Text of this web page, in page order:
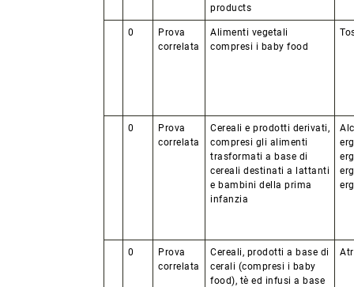
products
0
Prova
correlata
Alimenti vegetali
compresi i baby food
0
Prova
correlata
Cereali e prodotti derivati,
compresi gli alimenti
trasformati a base di
cereali destinati a lattanti
e bambini della prima
infanzia
0
Prova
correlata
Cereali, prodotti a base di
cerali (compresi i baby
food), tè ed infusi a base